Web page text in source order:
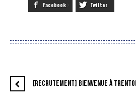
Facebook Twitter
[RECRUTEMENT] BIENVENUE À